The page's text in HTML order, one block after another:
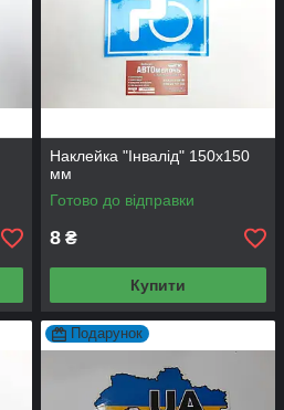
Наклейка "Інвалід" 150х150
мм
Готово до відправки
8 ₴
Купити
Подарунок